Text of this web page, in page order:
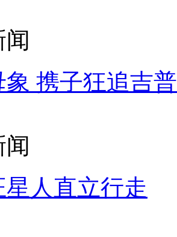
象 携子狂追吉
星人直立行走